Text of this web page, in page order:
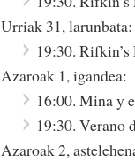
Urriak 31, larunbata:
19:30.
Azaroak 1, igandea:
16:00. Mina y
19:30. Verano
Azaroak 2,